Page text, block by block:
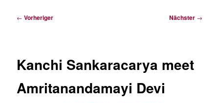
Beitragsnavigation
← Vorheriger Nächster →
Kanchi Sankaracarya meet
Amritanandamayi Devi